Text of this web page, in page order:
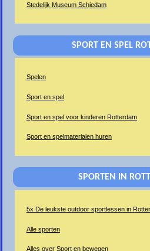
Stedelijk Museum Schiedam
SPORT EN SPEL
Spelen
Sport en spel
Sport en spel voor kinderen Rotterdam
Sport en spelmaterialen huren
SPORTEN IN
5x De leukste outdoor sportlessen in
Alle sporten
Alles over Sport en bewegen